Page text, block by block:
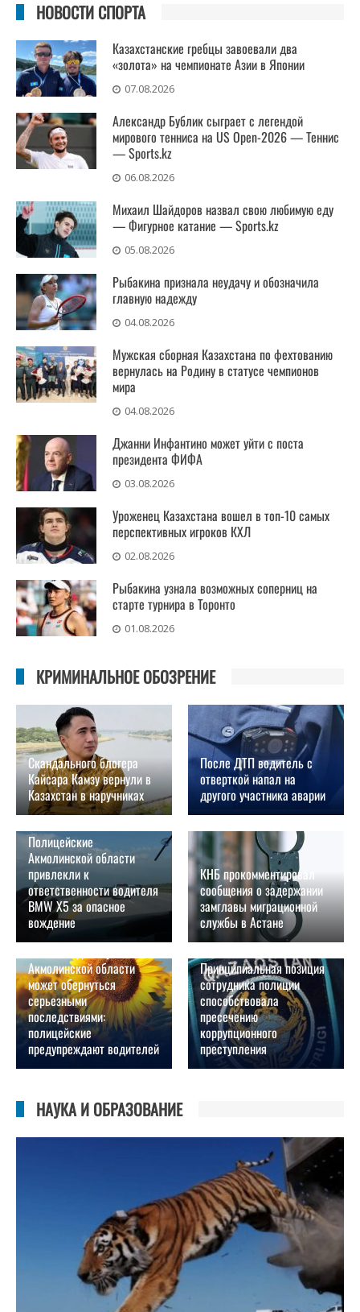
НОВОСТИ СПОРТА
Казахстанские гребцы завоевали два
«золота» на чемпионате Азии в Японии
07.08.2026
Александр Бублик сыграет с легендой
мирового тенниса на US Open-2026 — Теннис
— Sports.kz
06.08.2026
Михаил Шайдоров назвал свою любимую еду
— Фигурное катание — Sports.kz
05.08.2026
Рыбакина признала неудачу и обозначила
главную надежду
04.08.2026
Мужская сборная Казахстана по фехтованию
вернулась на Родину в статусе чемпионов
мира
04.08.2026
Джанни Инфантино может уйти с поста
президента ФИФА
03.08.2026
Уроженец Казахстана вошел в топ-10 самых
перспективных игроков КХЛ
02.08.2026
Рыбакина узнала возможных соперниц на
старте турнира в Торонто
01.08.2026
КРИМИНАЛЬНОЕ ОБОЗРЕНИЕ
Скандального блогера
Кайсара Камзу вернули в
Казахстан в наручниках
07.08.2026
После ДТП водитель с
отверткой напал на
другого участника аварии
06.08.2026
Полицейские
Акмолинской области
привлекли к
ответственности водителя
BMW X5 за опасное
вождение
05.08.2026
КНБ прокомментировал
сообщения о задержании
замглавы миграционной
службы в Астане
04.08.2026
Акмолинской области
может обернуться
серьезными
последствиями:
полицейские
предупреждают водителей
04.08.2026
Принципиальная позиция
сотрудника полиции
способствовала
пресечению
коррупционного
преступления
03.08.2026
НАУКА И ОБРАЗОВАНИЕ